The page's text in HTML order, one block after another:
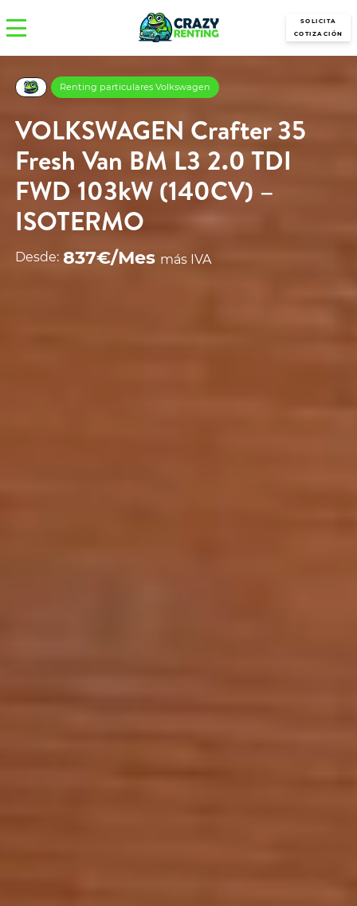
SOLICITA
COTIZACIÓN
Renting particulares Volkswagen
VOLKSWAGEN Crafter 35
Fresh Van BM L3 2.0 TDI
FWD 103kW (140CV) –
ISOTERMO
Desde: 837€/Mes más IVA